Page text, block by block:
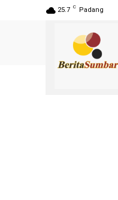
25.7 C Padang